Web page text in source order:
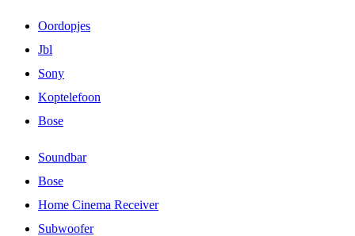
Oordopjes
Jbl
Sony
Koptelefoon
Bose
Soundbar
Bose
Home Cinema Receiver
Subwoofer